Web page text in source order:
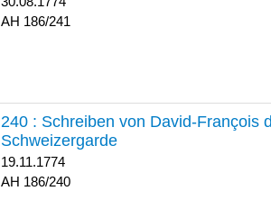
186/241
240 : Schreiben von David-François
Schweizergarde
19.11.1774
186/240